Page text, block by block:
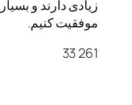
زیادی دارند و
موفقیت کنیم.
261 33